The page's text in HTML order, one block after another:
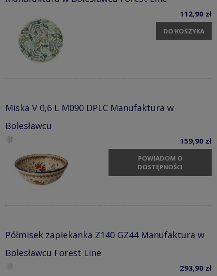
112,90 zł
DO KOSZYKA
Miska V 0,6 L M090 DPLC Manufaktura w
Bolesławcu
159,90 zł
POWIADOM O
DOSTĘPNOŚCI
Półmisek zapiekanka Z140 GZ44 Manufaktura w
Bolesławcu Forest Line
293,90 zł